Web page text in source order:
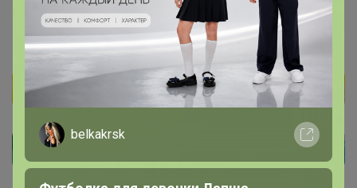
belkakrsk